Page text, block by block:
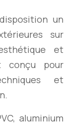
un
sur
et
conçu pour
et
aluminium